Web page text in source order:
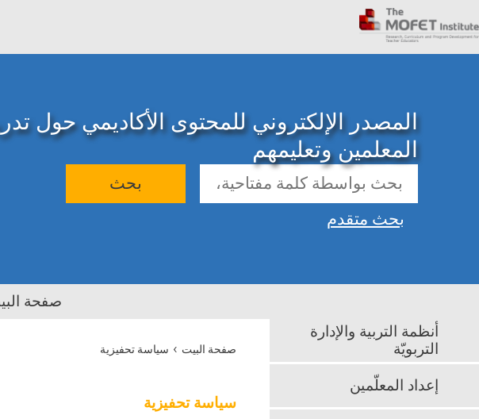
المصدر الإلكتروني للمحتوى الأكاديمي حول
المعلمين وتعليمهم
بحث
بحث متقدم
صفحة
صفحة البيت › سياسة تحفيزية
سياسة تحفيزية
أنظمة التربية والإدارة
التربويّة
إعداد المعلّمين